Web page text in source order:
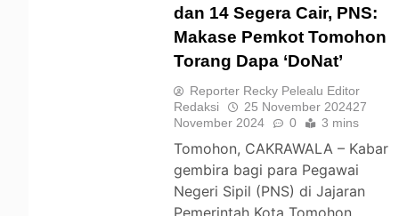
dan 14 Segera Cair, PNS:
Makase Pemkot Tomohon
Torang Dapa ‘DoNat’
Reporter Recky Pelealu Editor
Redaksi
25 November 202427
November 2024
0 3 mins
Tomohon, CAKRAWALA – Kabar
gembira bagi para Pegawai
Negeri Sipil (PNS) di Jajaran